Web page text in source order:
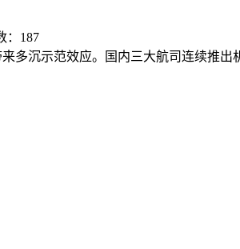
：187
多沉示范效应。国内三大航司连续推